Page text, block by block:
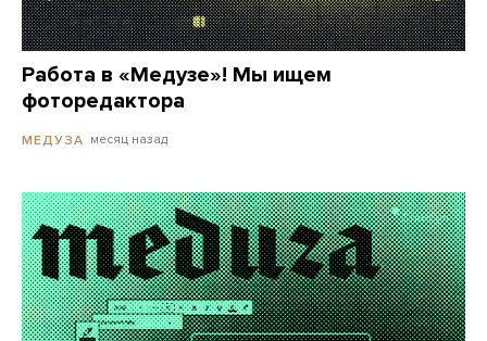
Работа в «Медузе»! Мы ищем
фоторедактора
МЕДУЗА месяц назад